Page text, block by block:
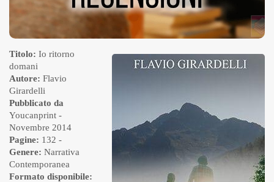
Titolo: Io ritorno
domani
Autore: Flavio
Girardelli
Pubblicato da
Youcanprint -
Novembre 2014
Pagine: 132 -
Genere: Narrativa
Contemporanea
Formato disponibile: